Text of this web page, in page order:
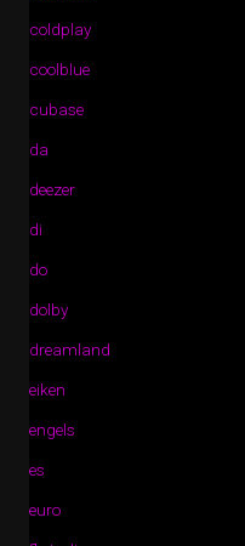
coldplay
coolblue
cubase
da
deezer
di
do
dolby
dreamland
eiken
engels
es
euro